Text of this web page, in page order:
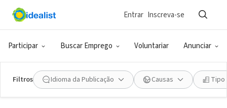
Participar Buscar Emprego Voluntariar Anunciar
Entrar Inscreva-se
Filtros Idioma da Publicação Causas Tipo
GOVERNO (SETOR PÚBLICO)
Illinois Guardianship and Advocacy
Commission
Chicago, IL|gac.state.il.us